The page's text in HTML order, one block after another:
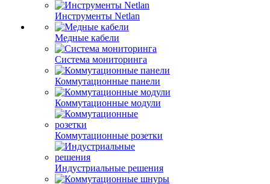
Инструменты Netlan
Медные кабели
Система мониторинга
Коммутационные панели
Коммутационные модули
Коммутационные розетки
Индустриальные решения